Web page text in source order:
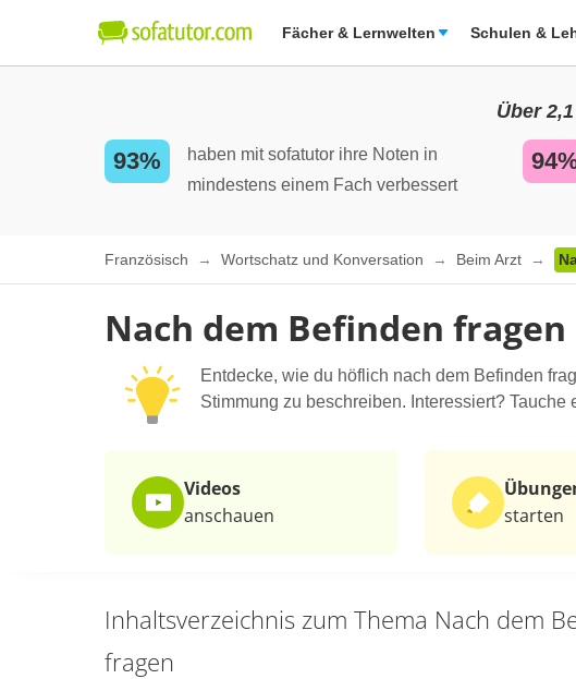
Fächer & Lernwelten Schulen &
Über
93%
haben mit sofatutor ihre Noten in
mindestens einem Fach verbessert
Französisch Wortschatz und Konversation Beim Arzt
Nach dem Befinden fragen
Entdecke, wie du höflich nach dem Befinden
Stimmung zu beschreiben. Interessiert?
Videos
anschauen
starten
Inhaltsverzeichnis zum Thema Nach dem
fragen